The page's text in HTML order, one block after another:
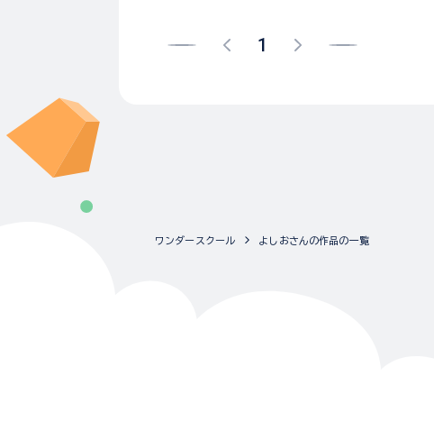
1
ワンダースクール よしおさんの作品の一覧